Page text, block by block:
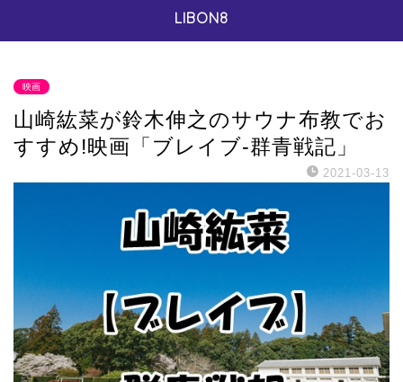
LIBON8
映画
山崎紘菜が鈴木伸之のサウナ布教でお
すすめ!映画「ブレイブ-群青戦記」
2021-03-13